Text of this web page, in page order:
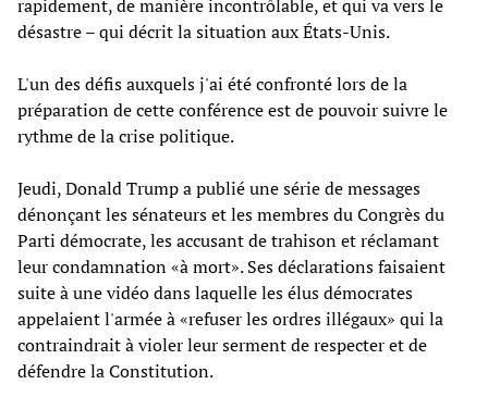
rapidement, de manière incontrôlable, et qui va vers le
désastre – qui décrit la situation aux États-Unis.
L'un des défis auxquels j'ai été confronté lors de la
préparation de cette conférence est de pouvoir suivre le
rythme de la crise politique.
Jeudi, Donald Trump a publié une série de messages
dénonçant les sénateurs et les membres du Congrès du
Parti démocrate, les accusant de trahison et réclamant
leur condamnation «à mort». Ses déclarations faisaient
suite à une vidéo dans laquelle les élus démocrates
appelaient l'armée à «refuser les ordres illégaux» qui la
contraindrait à violer leur serment de respecter et de
défendre la Constitution.